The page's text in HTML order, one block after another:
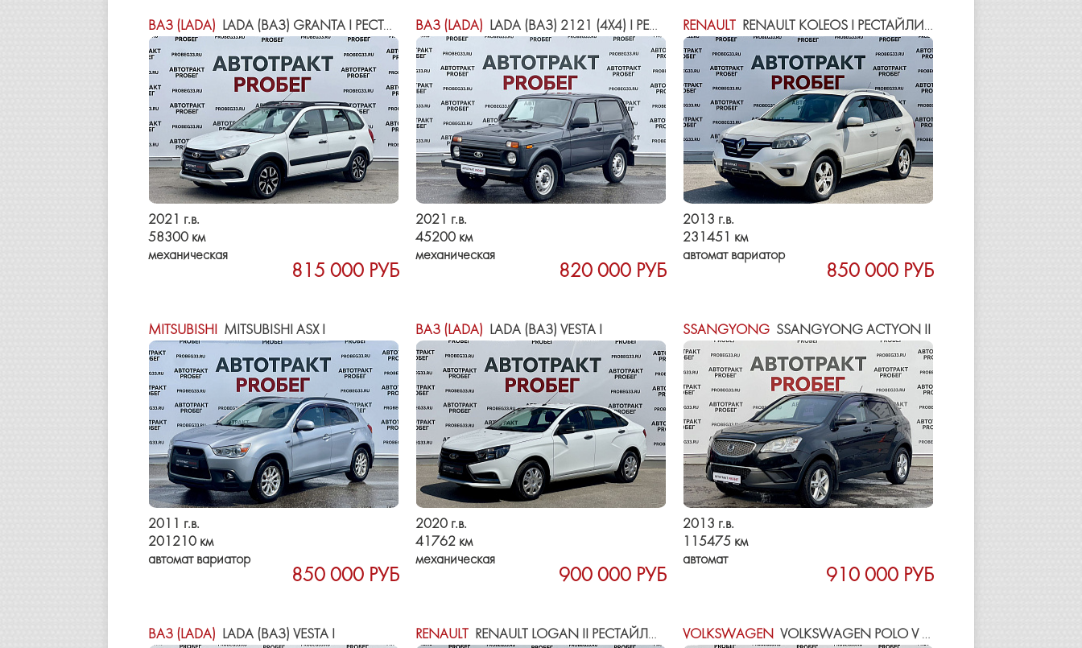
ВАЗ (LADA) LADA (ВАЗ) GRANTA I РЕСТАЙЛИНГ
2021 г.в.
58300 км
механическая
815 000 РУБ
ВАЗ (LADA) LADA (ВАЗ) 2121 (4X4) I РЕСТАЙЛИНГ (2020)
2021 г.в.
45200 км
механическая
820 000 РУБ
RENAULT RENAULT KOLEOS I РЕСТАЙЛИНГ
2013 г.в.
231451 км
автомат вариатор
850 000 РУБ
MITSUBISHI MITSUBISHI ASX I
2011 г.в.
201210 км
автомат вариатор
850 000 РУБ
ВАЗ (LADA) LADA (ВАЗ) VESTA I
2020 г.в.
41762 км
механическая
900 000 РУБ
SSANGYONGSSANGYONG ACTYON II
2013 г.в.
115475 км
автомат
910 000 РУБ
ВАЗ (LADA) LADA (ВАЗ) VESTA I RENAULT RENAULT LOGAN II РЕСТАЙЛИНГ VOLKSWAGEN VOLKSWAGEN POLO V РЕСТАЙЛИНГ